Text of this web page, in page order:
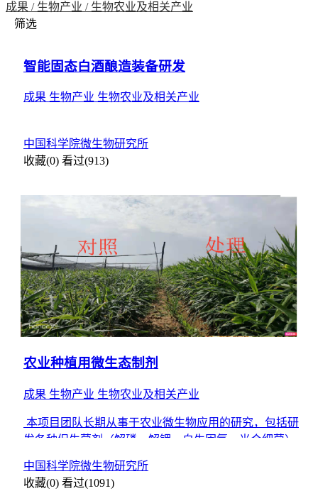
成果 / 生物产业 / 生物农业及相关产业
筛选
智能固态白酒酿造装备研发
成果 生物产业 生物农业及相关产业
中国科学院微生物研究所
收藏(0) 看过(913)
农业种植用微生态制剂
成果 生物产业 生物农业及相关产业
本项目团队长期从事于农业微生物应用的研究，包括研
发各种促生菌剂（解磷、解钾、自生固氮、光合细菌）、
已经获得各
中国科学院微生物研究所
收藏(0) 看过(1091)